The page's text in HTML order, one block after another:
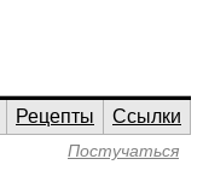
Рецепты
Ссылки
Постучаться